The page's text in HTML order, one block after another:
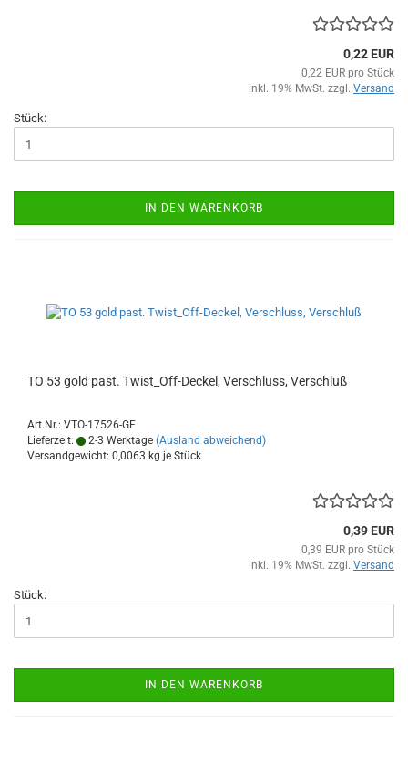
0,22 EUR
0,22 EUR pro Stück
inkl. 19% MwSt. zzgl. Versand
Stück:
IN DEN WARENKORB
TO 53 gold past. Twist_Off-Deckel, Verschluss, Verschluß
Art.Nr.: VTO-17526-GF
Lieferzeit:
2-3 Werktage (Ausland abweichend)
Versandgewicht: 0,0063 kg je Stück
0,39 EUR
0,39 EUR pro Stück
inkl. 19% MwSt. zzgl. Versand
Stück:
IN DEN WARENKORB